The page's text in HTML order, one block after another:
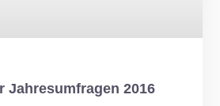
Jahresumfragen 2016